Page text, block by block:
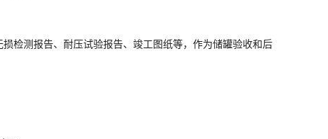
检测报告、耐压试验报告、竣工图纸等，作为储罐验收和后